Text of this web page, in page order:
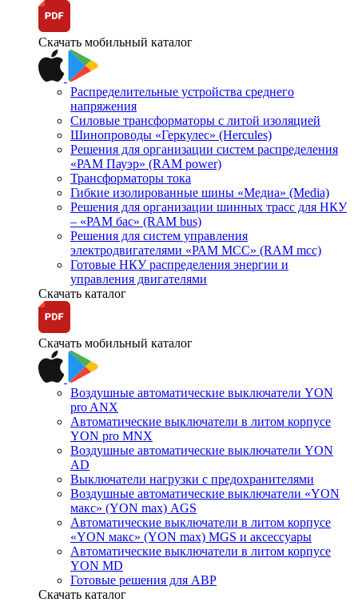
Скачать мобильный каталог
Распределительные устройства среднего
напряжения
Силовые трансформаторы с литой изоляцией
Шинопроводы «Геркулес» (Hercules)
Решения для организации систем распределения
«РАМ Пауэр» (RAM power)
Трансформаторы тока
Гибкие изолированные шины «Медиа» (Media)
Решения для организации шинных трасс для НКУ
– «РАМ бас» (RAM bus)
Решения для систем управления
электродвигателями «РАМ МСС» (RAM mcc)
Готовые НКУ распределения энергии и
управления двигателями
Скачать каталог
Скачать мобильный каталог
Воздушные автоматические выключатели YON
pro ANX
Автоматические выключатели в литом корпусе
YON pro MNX
Воздушные автоматические выключатели YON
AD
Выключатели нагрузки с предохранителями
Воздушные автоматические выключатели «YON
макс» (YON max) AGS
Автоматические выключатели в литом корпусе
«YON макс» (YON max) MGS и аксессуары
Автоматические выключатели в литом корпусе
YON MD
Готовые решения для АВР
Скачать каталог